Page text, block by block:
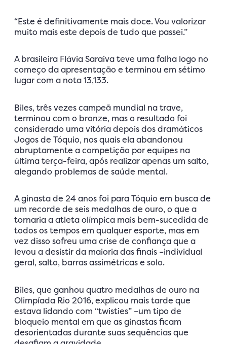
“Este é definitivamente mais doce. Vou valorizar
muito mais este depois de tudo que passei.”
A brasileira Flávia Saraiva teve uma falha logo no
começo da apresentação e terminou em sétimo
lugar com a nota 13,133.
Biles, três vezes campeã mundial na trave,
terminou com o bronze, mas o resultado foi
considerado uma vitória depois dos dramáticos
Jogos de Tóquio, nos quais ela abandonou
abruptamente a competição por equipes na
última terça-feira, após realizar apenas um salto,
alegando problemas de saúde mental.
A ginasta de 24 anos foi para Tóquio em busca de
um recorde de seis medalhas de ouro, o que a
tornaria a atleta olímpica mais bem-sucedida de
todos os tempos em qualquer esporte, mas em
vez disso sofreu uma crise de confiança que a
levou a desistir da maioria das finais –individual
geral, salto, barras assimétricas e solo.
Biles, que ganhou quatro medalhas de ouro na
Olimpíada Rio 2016, explicou mais tarde que
estava lidando com “twisties” –um tipo de
bloqueio mental em que as ginastas ficam
desorientadas durante suas sequências que